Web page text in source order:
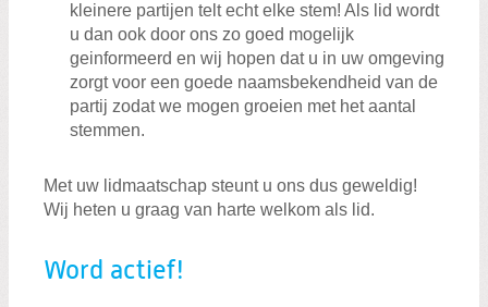
kleinere partijen telt echt elke stem! Als lid wordt
u dan ook door ons zo goed mogelijk
geinformeerd en wij hopen dat u in uw omgeving
zorgt voor een goede naamsbekendheid van de
partij zodat we mogen groeien met het aantal
stemmen.
Met uw lidmaatschap steunt u ons dus geweldig!
Wij heten u graag van harte welkom als lid.
Word actief!